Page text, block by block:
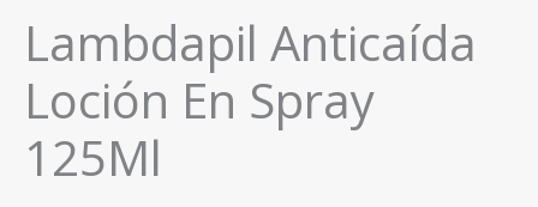
Lambdapil Anticaída
Loción En Spray
125Ml